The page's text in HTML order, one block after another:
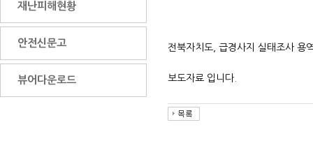
재난피해현황
안전신문고
뷰어다운로드
전북자치도, 급경사지 실태조사 용
보도자료 입니다.